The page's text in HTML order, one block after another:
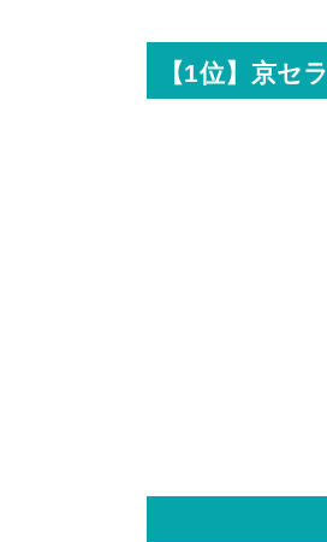
【1位】京セラ